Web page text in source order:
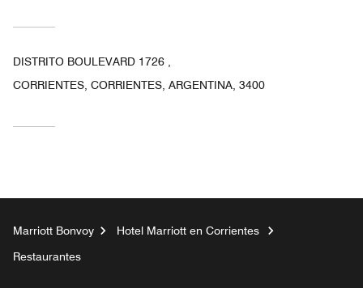
DISTRITO BOULEVARD 1726 ,
CORRIENTES, CORRIENTES, ARGENTINA, 3400
Marriott Bonvoy
Hotel Marriott en Corrientes
Restaurantes